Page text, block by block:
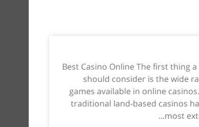
Best Casino Online The first thing
should consider is the wide
games available in online
traditional land-based casinos
most